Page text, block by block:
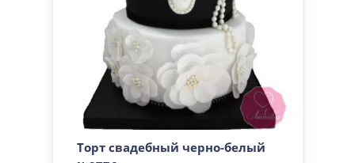
Торт свадебный черно-белый